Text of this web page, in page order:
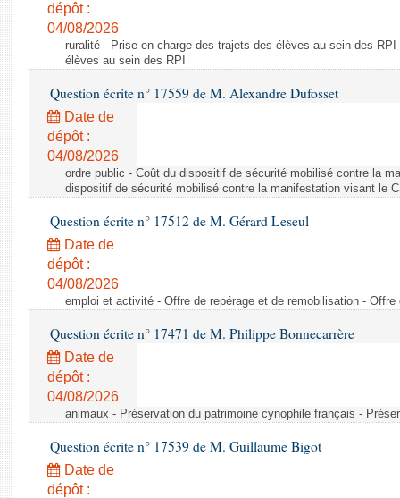
dépôt :
04/08/2026
ruralité - Prise en charge des trajets des élèves au sein des
élèves au sein des RPI
Question écrite n° 17559 de M. Alexandre Dufosset
Date de
dépôt :
04/08/2026
ordre public - Coût du dispositif de sécurité mobilisé contre la
dispositif de sécurité mobilisé contre la manifestation visant le
Question écrite n° 17512 de M. Gérard Leseul
Date de
dépôt :
04/08/2026
emploi et activité - Offre de repérage et de remobilisation -
Question écrite n° 17471 de M. Philippe Bonnecarrère
Date de
dépôt :
04/08/2026
animaux - Préservation du patrimoine cynophile français -
Question écrite n° 17539 de M. Guillaume Bigot
Date de
dépôt :